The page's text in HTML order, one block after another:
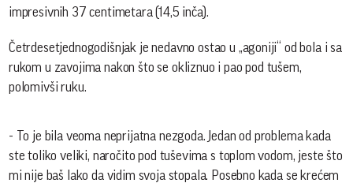
impresivnih 37 centimetara (14,5 inča).
Četrdesetjednogodišnjak je nedavno ostao u „agoniji“ od bola i sa
rukom u zavojima nakon što se okliznuo i pao pod tušem,
polomivši ruku.
- To je bila veoma neprijatna nezgoda. Jedan od problema kada
ste toliko veliki, naročito pod tuševima s toplom vodom, jeste što
mi nije baš lako da vidim svoja stopala. Posebno kada se krećem